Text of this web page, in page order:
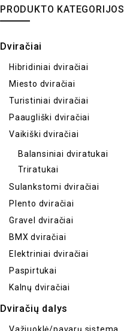
PRODUKTO KATEGORIJOS
Dviračiai
Hibridiniai dviračiai
Miesto dviračiai
Turistiniai dviračiai
Paaugliški dviračiai
Vaikiški dviračiai
Balansiniai dviratukai
Triratukai
Sulankstomi dviračiai
Plento dviračiai
Gravel dviračiai
BMX dviračiai
Elektriniai dviračiai
Paspirtukai
Kalnų dviračiai
Dviračių dalys